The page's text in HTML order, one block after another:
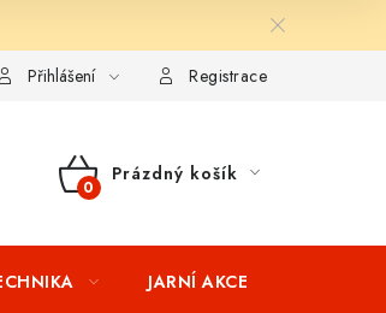
prodej Tabulka velikostí oblečení
Přihlášení Registrace
NÁKUPNÍ
Prázdný košík
JARNÍ AKCE